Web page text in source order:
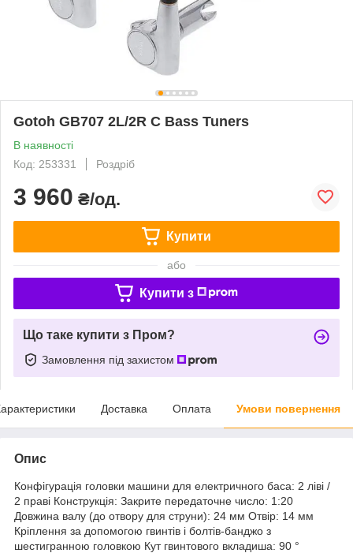
Gotoh GB707 2L/2R C Bass Tuners
В наявності
Код: 253331
Роздріб
3 960 ₴/од.
Купити
або
Купити з
Що таке купити з Пром?
Замовлення під захистом
Доставка Оплата Умови повернення
Опис
Конфігурація головки машини для електричного баса: 2 ліві /
2 праві Конструкція: Закрите передаточне число: 1:20
Довжина валу (до отвору для струни): 24 мм Отвір: 14 мм
Кріплення за допомогою гвинтів і болтів-банджо з
шестигранною головкою Кут гвинтового вкладиша: 90 °